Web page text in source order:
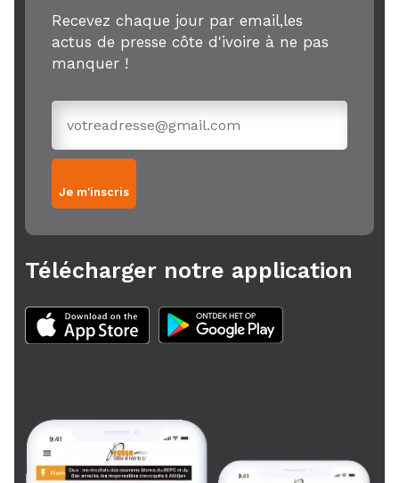
Recevez chaque jour par email,les
actus de presse côte d'ivoire à ne pas
manquer !
Je m'inscris
Télécharger notre application